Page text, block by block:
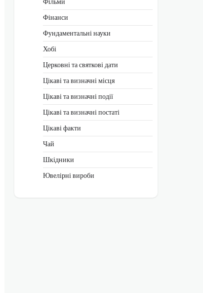
Фінанси
Фундаментальні науки
Хобі
Церковні та святкові дати
Цікаві та визначні місця
Цікаві та визначні події
Цікаві та визначні постаті
Цікаві факти
Чай
Шкідники
Ювелірні вироби